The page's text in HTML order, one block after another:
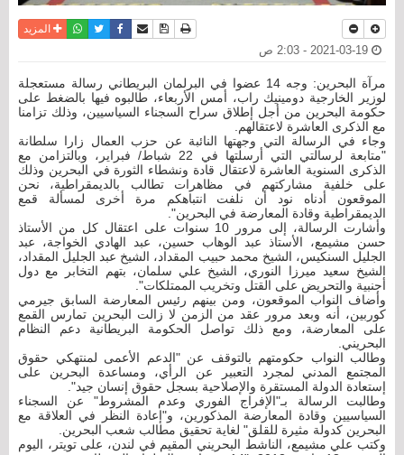
نسخة للطباعة
حفظ الموضوع
أرسل الى صديق
فيسبوكتويترواتسابالمزيد
مرآة البحرين: وجه 14 عضوا في البرلمان البريطاني رسالة مستعجلة
لوزير الخارجية دومينيك راب، أمس الأربعاء، طالبوه فيها بالضغط على
حكومة البحرين من أجل إطلاق سراح السجناء السياسيين، وذلك تزامنا
مع الذكرى العاشرة لاعتقالهم.
وجاء في الرسالة التي وجهتها النائبة عن حزب العمال زارا سلطانة
"متابعة لرسالتي التي أرسلتها في 22 شباط/ فبراير، وبالتزامن مع
الذكرى السنوية العاشرة لاعتقال قادة ونشطاء الثورة في البحرين وذلك
على خلفية مشاركتهم في مظاهرات تطالب بالديمقراطية، نحن
الموقعون أدناه نود أن نلفت انتباهكم مرة أخرى لمسألة قمع
الديمقراطية وقادة المعارضة في البحرين".
وأشارت الرسالة، إلى مرور 10 سنوات على اعتقال كل من الأستاذ
حسن مشيمع، الأستاذ عبد الوهاب حسين، عبد الهادي الخواجة، عبد
الجليل السنكيس، الشيخ محمد حبيب المقداد، الشيخ عبد الجليل المقداد،
الشيخ سعيد ميرزا النوري، الشيخ علي سلمان، بتهم التخابر مع دول
أجنبية والتحريض على القتل وتخريب الممتلكات".
وأضاف النواب الموقعون، ومن بينهم رئيس المعارضة السابق جيرمي
كوربين، أنه وبعد مرور عقد من الزمن لا زالت البحرين تمارس القمع
على المعارضة، ومع ذلك تواصل الحكومة البريطانية دعم النظام
البحريني.
وطالب النواب حكومتهم بالتوقف عن "الدعم الأعمى لمنتهكي حقوق
المجتمع المدني لمجرد التعبير عن الرأي، ومساعدة البحرين على
إستعادة الدولة المستقرة والإصلاحية بسجل حقوق إنسان جيد".
وطالبت الرسالة بـ"الإفراج الفوري وعدم المشروط" عن السجناء
السياسيين وقادة المعارضة المذكورين، و"إعادة النظر في العلاقة مع
البحرين كدولة مثيرة للقلق" لغاية تحقيق مطالب شعب البحرين.
وكتب علي مشيمع، الناشط البحريني المقيم في لندن، على تويتر، اليوم